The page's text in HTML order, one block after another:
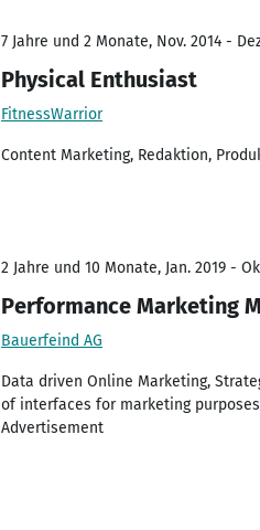
7 Jahre und 2 Monate, Nov. 2014 -
Physical Enthusiast
FitnessWarrior
Content Marketing, Redaktion,
2 Jahre und 10 Monate, Jan. 2019 -
Performance Marketing
Bauerfeind AG
Data driven Online Marketing,
of interfaces for marketing
Advertisement